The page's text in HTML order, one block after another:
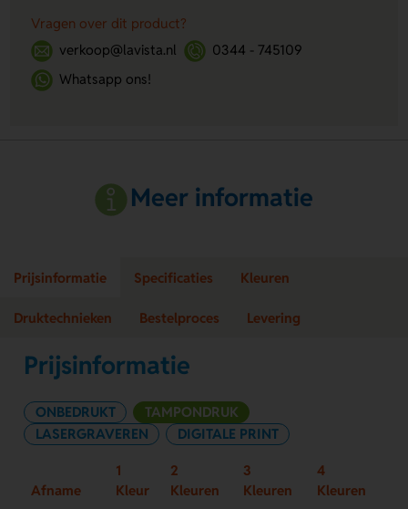
Vragen over dit product?
verkoop@lavista.nl
0344 - 745109
Whatsapp ons!
Meer informatie
Prijsinformatie Specificaties Kleuren
Druktechnieken Bestelproces Levering
Prijsinformatie
ONBEDRUKT
TAMPONDRUK
LASERGRAVEREN
DIGITALE PRINT
Afname
1
Kleur
2
Kleuren
3
Kleuren
4
Kleuren